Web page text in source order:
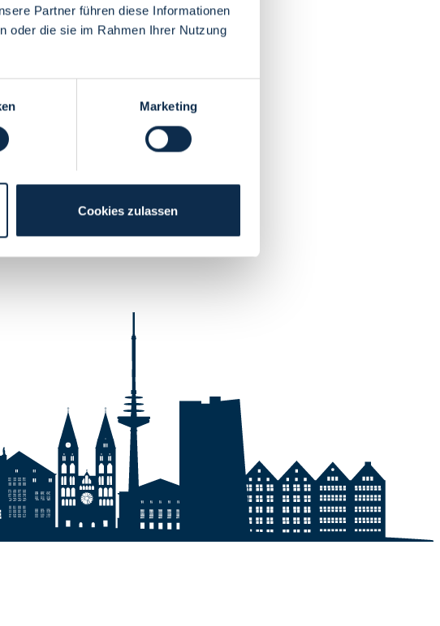
Partner führen diese Informationen
oder die sie im Rahmen Ihrer Nutzung
Marketing
Cookies zulassen